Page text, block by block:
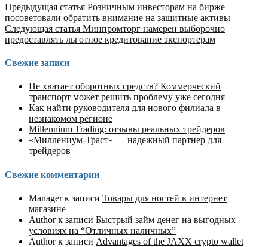
Продолжить
чтение
Предыдущая статья Розничным инвесторам на бирже
посоветовали обратить внимание на защитные активы
Следующая статья Минпромторг намерен выборочно
предоставлять льготное кредитование экспортерам
Свежие записи
Не хватает оборотных средств? Коммерческий
транспорт может решить проблему уже сегодня
Как найти руководителя для нового филиала в
незнакомом регионе
Millennium Trading: отзывы реальных трейдеров
«Миллениум-Траст» — надежный партнер для
трейдеров
Свежие комментарии
Managerк записи Товары для ногтей в интернет
магазине
Authorк записи Быстрый займ денег на выгодных
условиях на “Отличных наличных”
Authorк записи Advantages of the JAXX crypto wallet